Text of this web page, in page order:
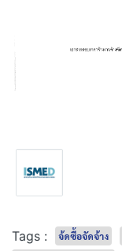
Tags : จ้ดซื้อจัดจ้าง